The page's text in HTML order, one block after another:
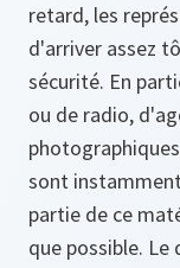
retard, les
d'arriver assez
sécurité. En
ou de radio,
sont
partie de ce
que possible. Le